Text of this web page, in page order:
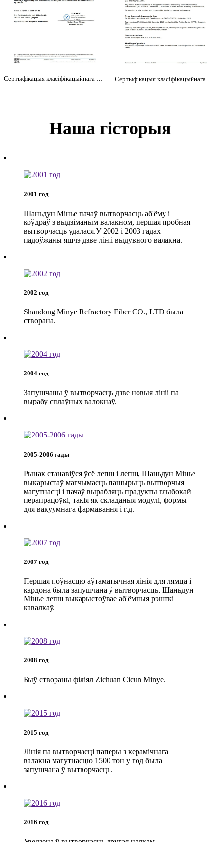
Сертыфікацыя класіфікацыйнага таварыства DNV (1) Сертыфікацыя класіфікацыйнага таварыства DNV (2)
Наша гісторыя
2001 год
Шаньдун Мінье пачаў вытворчасць аб'ёму і
коўдраў з выдзіманым валакном, першая пробная
вытворчасць удалася.У 2002 і 2003 гадах
падоўжаны яшчэ дзве лініі выдувного валакна.
2002 год
Shandong Minye Refractory Fiber CO., LTD была
створана.
2004 год
Запушчаны ў вытворчасць дзве новыя лініі па
вырабу сплаўных валокнаў.
2005-2006 гады
Рынак станавіўся ўсё лепш і лепш, Шаньдун Мінье
выкарыстаў магчымасць пашырыць вытворчыя
магутнасці і пачаў вырабляць прадукты глыбокай
перапрацоўкі, такія як складаныя модулі, формы
для вакуумнага фармавання і г.д.
2007 год
Першая поўнасцю аўтаматычная лінія для лямца і
кардона была запушчана ў вытворчасць, Шаньдун
Мінье лепш выкарыстоўвае аб'ёмныя рэшткі
кавалкаў.
2008 год
Быў створаны філіял Zichuan Cicun Minye.
2015 год
Лінія па вытворчасці паперы з керамічнага
валакна магутнасцю 1500 тон у год была
запушчана ў вытворчасць.
2016 год